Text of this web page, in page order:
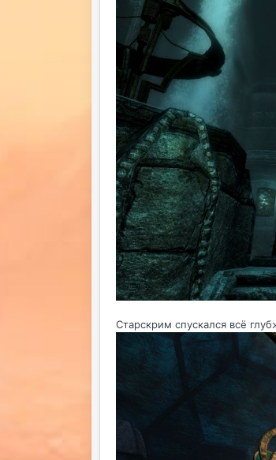
Старскрим спускался всё